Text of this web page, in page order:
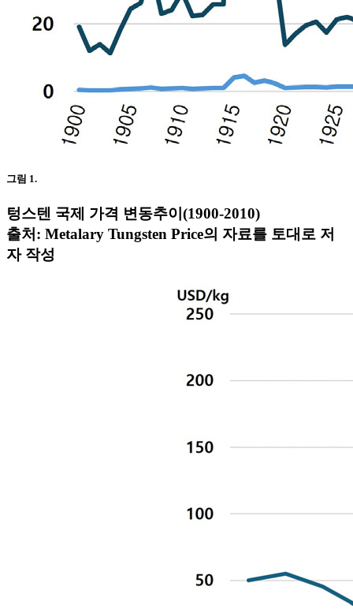
그림 1.
텅스텐 국제 가격 변동추이(1900-2010)
출처: Metalary Tungsten Price의 자료를 토대로 저
자 작성